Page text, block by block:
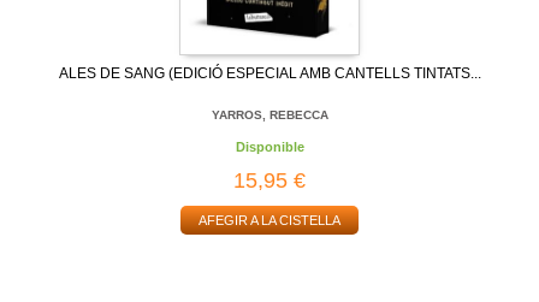
ALES DE SANG (EDICIÓ ESPECIAL AMB CANTELLS TINTATS...
YARROS, REBECCA
Disponible
15,95 €
AFEGIR A LA CISTELLA